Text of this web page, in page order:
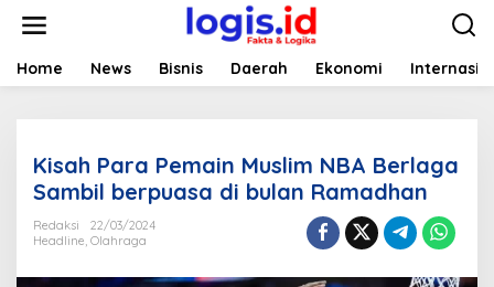
t
Home News Bisnis Daerah Ekonomi
Kisah Para Pemain Muslim NBA Berlaga
Sambil berpuasa di bulan Ramadhan
Redaksi
22/03/2024
Headline, Olahraga